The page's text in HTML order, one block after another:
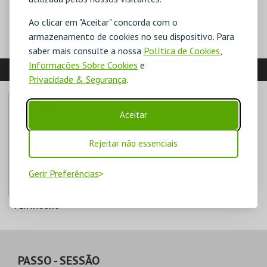
Ao clicar em "Aceitar" concorda com o
armazenamento de cookies no seu dispositivo. Para
saber mais consulte a nossa Política de Cookies
Informações Sobre Cookies e
Privacidade & Segurança.
Aceitar
Rejeitar não essenciais
Gerir Preferências
VEJA AINDA:
PENTÁGONO
AQUISIÇÃO
PASSO- SESSÃO